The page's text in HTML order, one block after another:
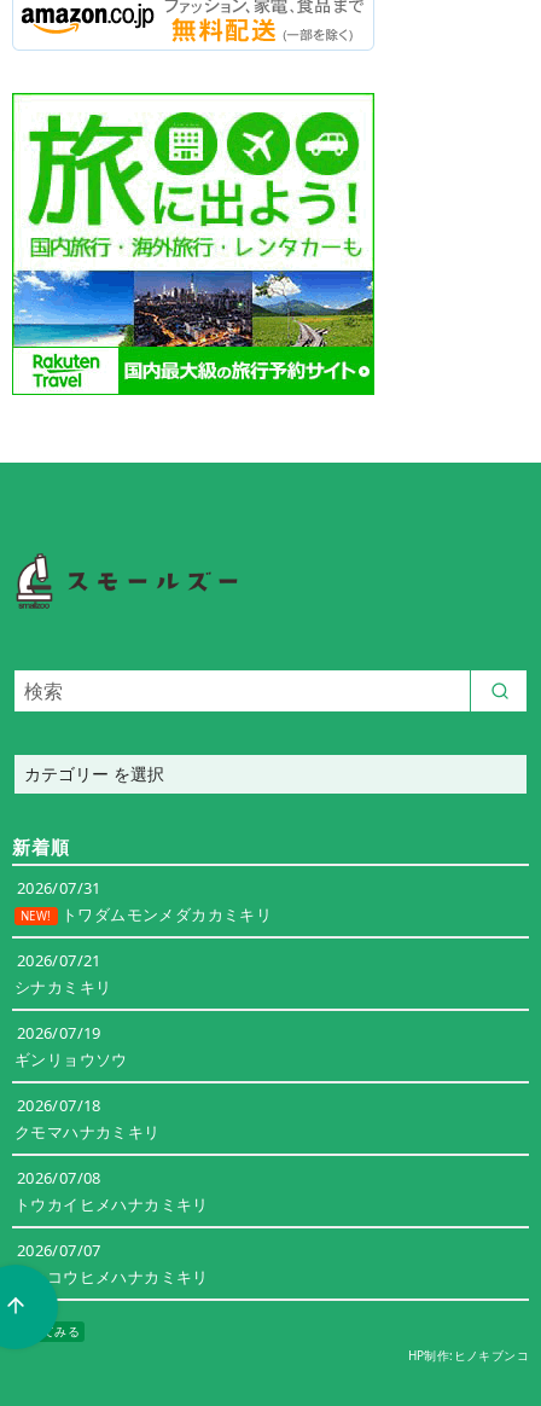
テ
リ
新着順
2026/07/31
NEW! トワダムモンメダカカミキリ
2026/07/21
シナカミキリ
2026/07/19
ギンリョウソウ
2026/07/18
クモマハナカミキリ
2026/07/08
トウカイヒメハナカミキリ
2026/07/07
ニッコウヒメハナカミキリ
すべてみる
HP制作:ヒノキブンコ